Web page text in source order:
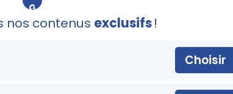
🔒
nos contenus exclusifs!
Choisir